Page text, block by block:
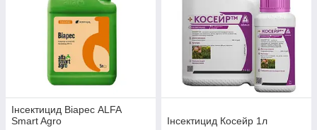
Інсектицид Віарес ALFA
Smart Agro
Інсектицид Косейр 1л